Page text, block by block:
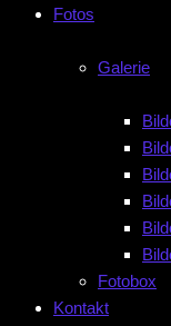
Fotos
Galerie
Fotobox
Kontakt